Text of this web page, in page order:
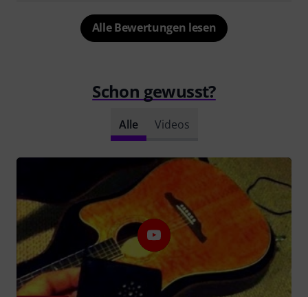
Alle Bewertungen lesen
Schon gewusst?
Alle Videos